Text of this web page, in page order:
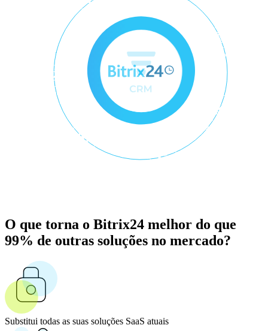
O que torna o Bitrix24 melhor do que
99% de outras soluções no mercado?
Substitui todas as suas soluções SaaS atuais